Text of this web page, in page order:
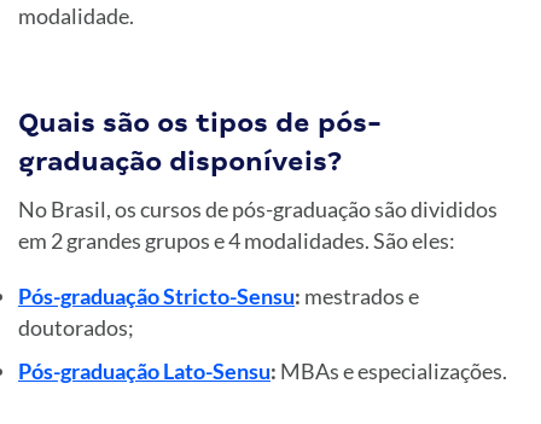
modalidade.
Quais são os tipos de pós-
graduação disponíveis?
No Brasil, os cursos de pós-graduação são divididos
em 2 grandes grupos e 4 modalidades. São eles:
Pós-graduação Stricto-Sensu: mestrados e
doutorados;
Pós-graduação Lato-Sensu: MBAs e especializações.